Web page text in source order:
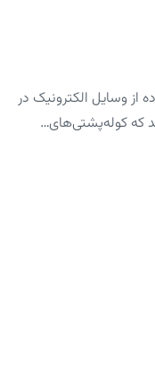
از وسایل الکترونیک در
که کوله‌پشتی‌های…